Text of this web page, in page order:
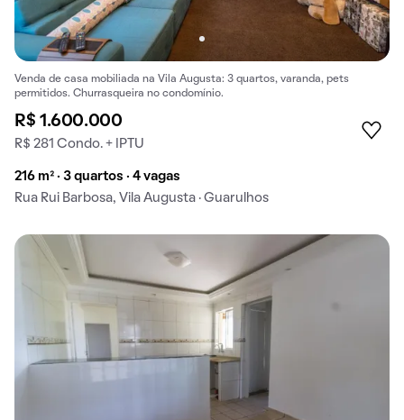
Venda de casa mobiliada na Vila Augusta: 3 quartos, varanda, pets
permitidos. Churrasqueira no condomínio.
R$ 1.600.000
R$ 281 Condo. + IPTU
216 m² · 3 quartos · 4 vagas
Rua Rui Barbosa, Vila Augusta · Guarulhos